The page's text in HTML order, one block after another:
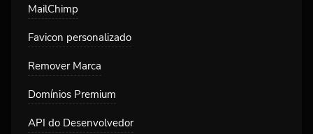
MailChimp
Favicon personalizado
Remover Marca
Domínios Premium
API do Desenvolvedor